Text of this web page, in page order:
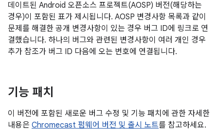
데이트된 Android 오픈소스 프로젝트(AOSP) 버전(해당하는
경우)이 포함된 표가 제시됩니다. AOSP 변경사항 목록과 같이
문제를 해결한 공개 변경사항이 있는 경우 버그 ID에 링크로 연
결했습니다. 하나의 버그와 관련된 변경사항이 여러 개인 경우
추가 참조가 버그 ID 다음에 오는 번호에 연결됩니다.
기능 패치
이 버전에 포함된 새로운 버그 수정 및 기능 패치에 관한 자세한
내용은 Chromecast 펌웨어 버전 및 출시 노트를 참고하세요.